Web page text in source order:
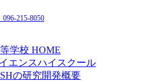
215-8050
学校 HOME
エンスハイスクール
の研究開発概要